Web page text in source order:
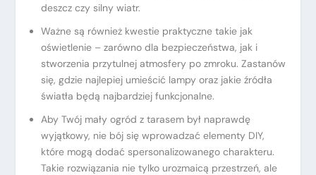
deszcz czy silny wiatr.
Ważne są również kwestie praktyczne takie jak
oświetlenie – zarówno dla bezpieczeństwa, jak i
stworzenia przytulnej atmosfery po zmroku. Zastanów
się, gdzie najlepiej umieścić lampy oraz jakie źródła
światła będą najbardziej funkcjonalne.
Aby Twój mały ogród z tarasem był naprawdę
wyjątkowy, nie bój się wprowadzać elementy DIY,
które mogą dodać spersonalizowanego charakteru.
Takie rozwiązania nie tylko urozmaicą przestrzeń, ale